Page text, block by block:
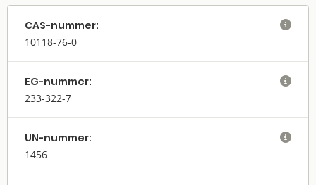
CAS-nummer:
10118-76-0

EG-nummer:
233-322-7

UN-nummer:
1456
